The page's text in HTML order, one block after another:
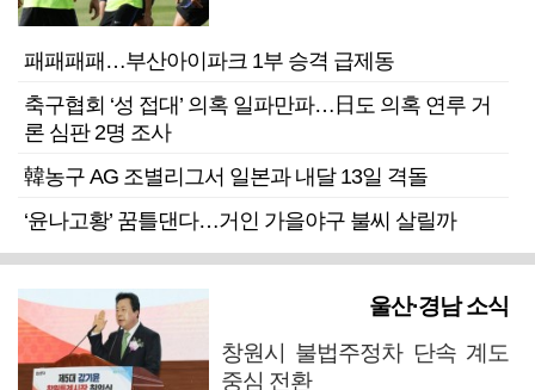
패패패패…부산아이파크 1부 승격 급제동
축구협회 ‘성 접대’ 의혹 일파만파…日도 의혹 연루 거
론 심판 2명 조사
韓농구 AG 조별리그서 일본과 내달 13일 격돌
‘윤나고황’ 꿈틀댄다…거인 가을야구 불씨 살릴까
울산·경남 소식
창원시 불법주정차 단속 계도
중심 전환